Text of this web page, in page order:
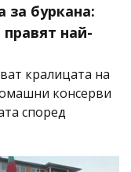
за буркана:
най-
кралицата на
консерви
според